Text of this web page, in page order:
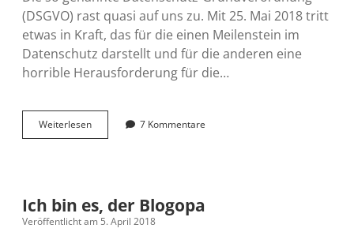
(DSGVO) rast quasi auf uns zu. Mit 25. Mai 2018 tritt
etwas in Kraft, das für die einen Meilenstein im
Datenschutz darstellt und für die anderen eine
horrible Herausforderung für die…
WeiterlesenDie
Datenschutz-
7 Kommentare
Ich bin es, der Blogopa
Veröffentlicht am 5. April 2018